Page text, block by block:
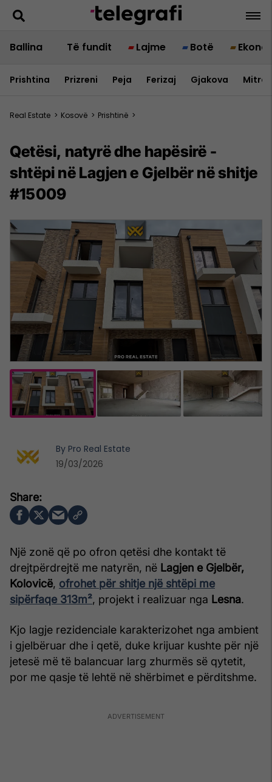
Ballina Të fundit Lajme Botë
Prishtina Prizreni Peja Ferizaj Gjakova
Real Estate > Kosovë > Prishtinë >
Qetësi, natyrë dhe hapësirë -
shtëpi në Lagjen e Gjelbër në shitje
#15009
Një zonë që po ofron qetësi dhe kontakt të
drejtpërdrejtë me natyrën, në Lagjen e Gjelbër,
Kolovicë, ofrohet për shitje një shtëpi me
sipërfaqe 313m², projekt i realizuar nga Lesna.
Kjo lagje rezidenciale karakterizohet nga ambient
i gjelbëruar dhe i qetë, duke krijuar kushte për një
jetesë më të balancuar larg zhurmës së qytetit,
por me qasje të lehtë në shërbimet e përditshme.
By Pro Real Estate
19/03/2026